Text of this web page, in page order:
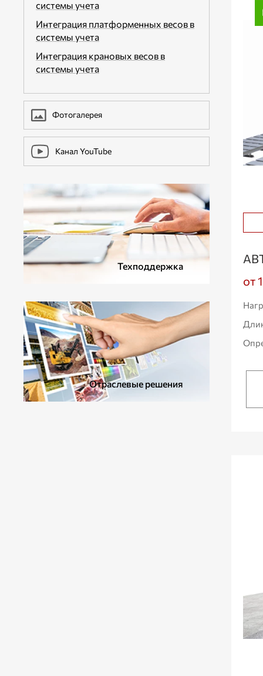
ДОПОЛНИТЕЛЬНОЕ ОБОРУДОВАНИЕ
системы учета
Интеграция платформенных весов в
системы учета
Интеграция крановых весов в
системы учета
Фотогалерея
Канал YouTube
Техподдержка
Отраслевые решения
от